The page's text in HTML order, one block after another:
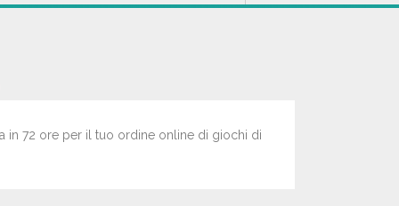
in 72 ore per il tuo ordine online di giochi di